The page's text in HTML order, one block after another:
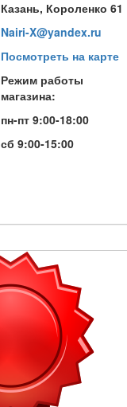
Казань, Короленко 61
Nairi-X@yandex.ru
Посмотреть на карте
Режим работы
магазина:
пн-пт 9:00-18:00
сб 9:00-15:00